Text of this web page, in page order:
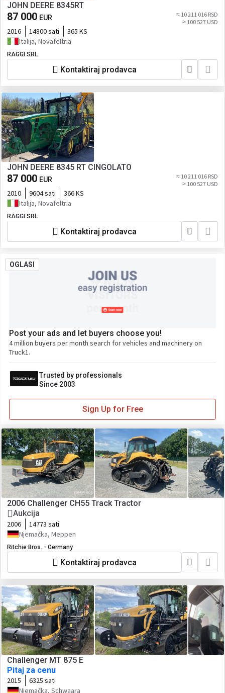
JOHN DEERE 8345RT
87 000 EUR
≈ 10 211 016 RSD
≈ 100 527 USD
2016 14800 sati
365 KS
Italija, Novafeltria
RAGGI SRL
Kontaktiraj prodavca
JOHN DEERE 8345 RT CINGOLATO
87 000 EUR
≈ 10 211 016 RSD
≈ 100 527 USD
2010 9604 sati
366 KS
Italija, Novafeltria
RAGGI SRL
Kontaktiraj prodavca
OGLASI
Post your ads and let buyers choose you!
4 million buyers per month search for vehicles and machinery on
Truck1.
Trusted by professionals
Since 2003
Sign Up for Free
2006 Challenger CH55 Track Tractor
Aukcija
2006
14773 sati
Njemačka, Meppen
Ritchie Bros. - Germany
Kontaktiraj prodavca
Challenger MT 875 E
Pitaj za cenu
2015
6325 sati
Njemačka, Schwaara